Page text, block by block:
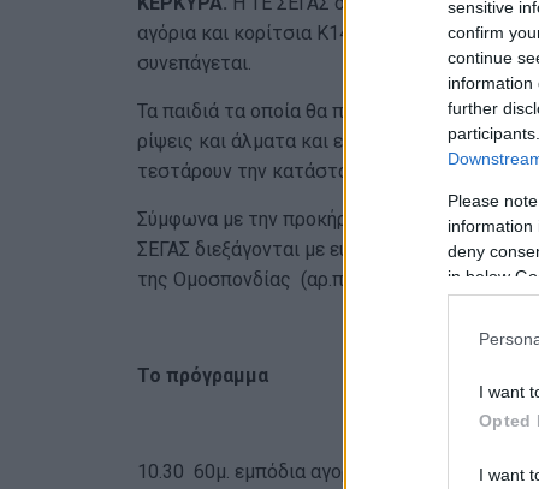
sensitive
confirm
continue
information
further
Please
information
deny
in below
I want
Opted
I want
αγόρια και κορίτσια Κ14, στο ΕΑΚΚ έστω και
συνεπάγεται.
Τα παιδιά τα οποία θα πάρουν μέρος έχουν
ρίψεις και άλματα και είναι μια καλή
τεστάρουν την κατάστασή τους, λίγο πριν
Σύμφωνα με την προκήρυξη της ΤΕ οι
ΣΕΓΑΣ διεξάγονται με ευθύνη των τοπικών
της Ομοσπονδίας (αρ.πρωτ. 6-27/1/2025).
Το πρόγραμμα
10.30 60μ. εμπόδια αγοριών – μήκος